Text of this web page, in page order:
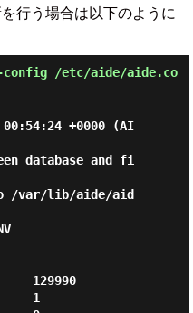
行う場合は以下のように
/etc/aide/aide.co
+0000 (AI
database and fi
/var/lib/aide/aid